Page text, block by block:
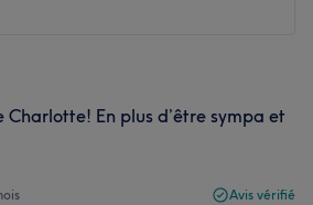
En plus d’être sympa et
Avis vérifié